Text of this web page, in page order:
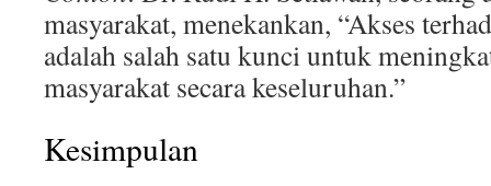
masyarakat, menekankan, “Akses
adalah salah satu kunci untuk
masyarakat secara keseluruhan.”
Kesimpulan